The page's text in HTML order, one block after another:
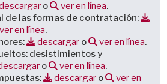
o ver en línea.
de las formas de contratación:
ver en línea.
descargar o ver en línea.
desistimientos y
o ver en línea.
descargar o
ver en